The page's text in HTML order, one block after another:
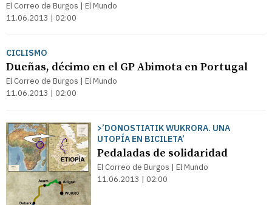
El Correo de Burgos | El Mundo
11.06.2013 | 02:00
CICLISMO
Dueñas, décimo en el GP Abimota en Portugal
El Correo de Burgos | El Mundo
11.06.2013 | 02:00
>’DONOSTIATIK WUKRORA. UNA
UTOPÍA EN BICILETA’
Pedaladas de solidaridad
El Correo de Burgos | El Mundo
11.06.2013 | 02:00